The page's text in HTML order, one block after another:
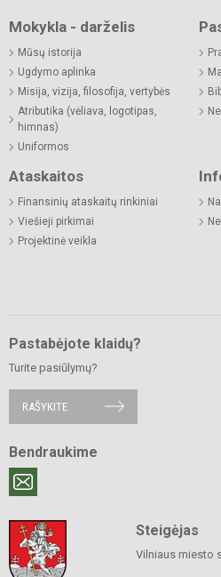
Mokykla - darželis
Mūsų istorija
Ugdymo aplinka
Misija, vizija, filosofija, vertybės
Atributika (vėliava, logotipas,
himnas)
Uniformos
Ataskaitos
Finansinių ataskaitų rinkiniai
Viešieji pirkimai
Projektinė veikla
Pastabėjote klaidų?
Turite pasiūlymų?
RAŠYKITE
Bendraukime
Steigėjas
Vilniaus miesto